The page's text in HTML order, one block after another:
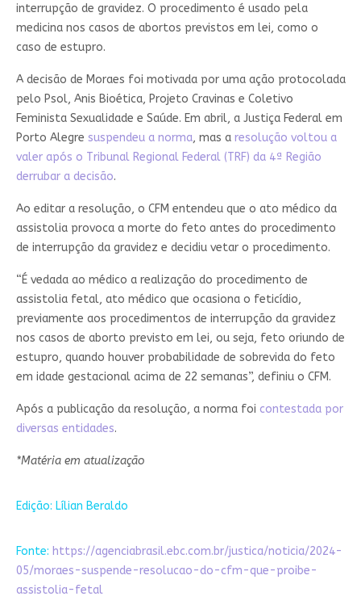
interrupção de gravidez. O procedimento é usado pela
medicina nos casos de abortos previstos em lei, como o
caso de estupro.
A decisão de Moraes foi motivada por uma ação protocolada
pelo Psol, Anis Bioética, Projeto Cravinas e Coletivo
Feminista Sexualidade e Saúde. Em abril, a Justiça Federal em
Porto Alegre suspendeu a norma, mas a resolução voltou a
valer após o Tribunal Regional Federal (TRF) da 4ª Região
derrubar a decisão.
Ao editar a resolução, o CFM entendeu que o ato médico da
assistolia provoca a morte do feto antes do procedimento
de interrupção da gravidez e decidiu vetar o procedimento.
“É vedada ao médico a realização do procedimento de
assistolia fetal, ato médico que ocasiona o feticídio,
previamente aos procedimentos de interrupção da gravidez
nos casos de aborto previsto em lei, ou seja, feto oriundo de
estupro, quando houver probabilidade de sobrevida do feto
em idade gestacional acima de 22 semanas”, definiu o CFM.
Após a publicação da resolução, a norma foi contestada por
diversas entidades.
*Matéria em atualização
Edição: Lílian Beraldo
Fonte: https://agenciabrasil.ebc.com.br/justica/noticia/2024-
05/moraes-suspende-resolucao-do-cfm-que-proibe-
assistolia-fetal